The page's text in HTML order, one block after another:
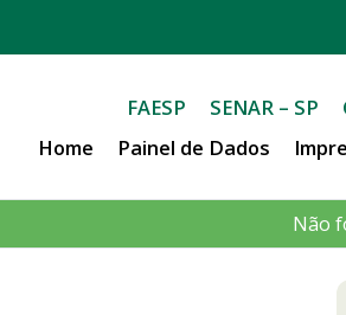
FAESP SENAR – SP
Home
Painel de Dados
Não